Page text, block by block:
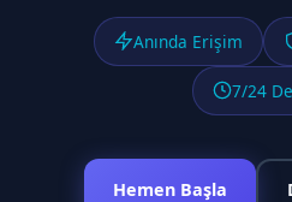
Anında Erişim
7/24
Hemen Başla